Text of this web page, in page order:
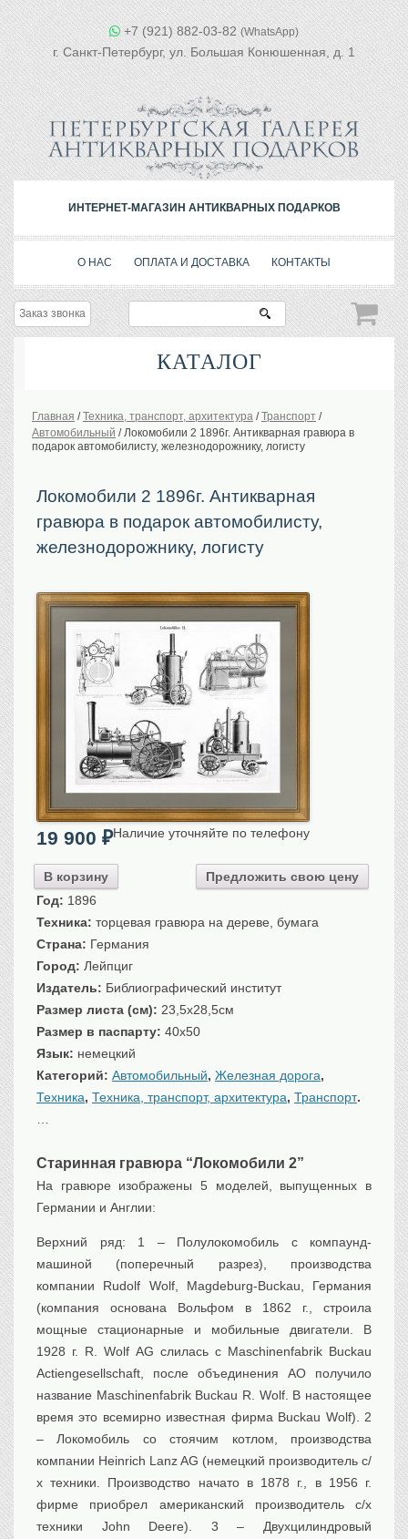
+7 (921) 882-03-82 (WhatsApp)
г. Санкт-Петербург, ул. Большая Конюшенная, д. 1
ИНТЕРНЕТ-МАГАЗИН АНТИКВАРНЫХ ПОДАРКОВ
О НАС ОПЛАТА И ДОСТАВКА КОНТАКТЫ
Заказ звонка
КАТАЛОГ
История Российской империи. Обычаи
Портреты царской семьи
Санкт-Петербург
Прочие
Старинные карты
Российская империя
Европа
Мир
Исторические карты
Виды городов
Москва
Санкт-Петербург
Прочие
Севастополь, Крым
История моды. Униформа
Гражданская мода
Униформа
Фауна
Флора
Техника, транспорт, архитектура
Архитектура
Транспорт
Флот, кораблестроение
Связь
Букинистика
Медицина
Оружие, военная атрибутика
экспонаты XVI-XIXв.
Досуг
Главная /Техника, транспорт, архитектура /Транспорт /
Автомобильный /Локомобили 2 1896г. Антикварная гравюра в
подарок автомобилисту, железнодорожнику, логисту
Локомобили 2 1896г. Антикварная
гравюра в подарок автомобилисту,
железнодорожнику, логисту
19 900 ₽
В корзину Предложить свою цену
Наличие уточняйте по телефону
Год: 1896
Техника: торцевая гравюра на дереве, бумага
Страна: Германия
Город: Лейпциг
Издатель: Библиографический институт
Размер листа (см): 23,5х28,5см
Размер в паспарту: 40x50
Язык: немецкий
Категорий: Автомобильный, Железная дорога,
Техника, Техника, транспорт, архитектура, Транспорт.
Старинная гравюра “Локомобили 2”
На гравюре изображены 5 моделей, выпущенных в
Германии и Англии:
Верхний ряд: 1 – Полулокомобиль с компаунд-
машиной (поперечный разрез), производства
компании Rudolf Wolf, Magdeburg-Buckau, Германия
(компания основана Вольфом в 1862 г., строила
мощные стационарные и мобильные двигатели. В
1928 г. R. Wolf AG слилась с Maschinenfabrik Buckau
Actiengesellschaft, после объединения АО получило
название Maschinenfabrik Buckau R. Wolf. В настоящее
время это всемирно известная фирма Buckau Wolf). 2
– Локомобиль со стоячим котлом, производства
компании Heinrich Lanz AG (немецкий производитель с/
х техники. Производство начато в 1878 г., в 1956 г.
фирмe приобрел американский производитель с/х
техники John Deere). 3 – Двухцилиндровый